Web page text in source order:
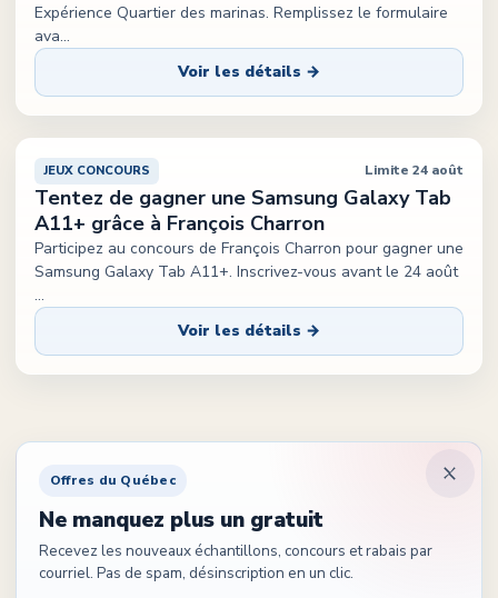
Expérience Quartier des marinas. Remplissez le formulaire
ava...
Voir les détails →
JEUX CONCOURS Limite 24 août
Tentez de gagner une Samsung Galaxy Tab
A11+ grâce à François Charron
Participez au concours de François Charron pour gagner une
Samsung Galaxy Tab A11+. Inscrivez-vous avant le 24 août
...
Voir les détails →
Offres du Québec
Ne manquez plus un gratuit
Recevez les nouveaux échantillons, concours et rabais par
courriel. Pas de spam, désinscription en un clic.